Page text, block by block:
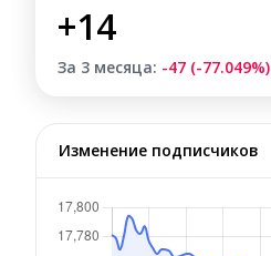
+14
За 3 месяца: -47 (-77.049%)
Изменение подписчиков